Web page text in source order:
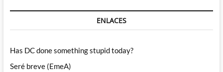
ENLACES
Has DC done something stupid today?
Seré breve (EmeA)